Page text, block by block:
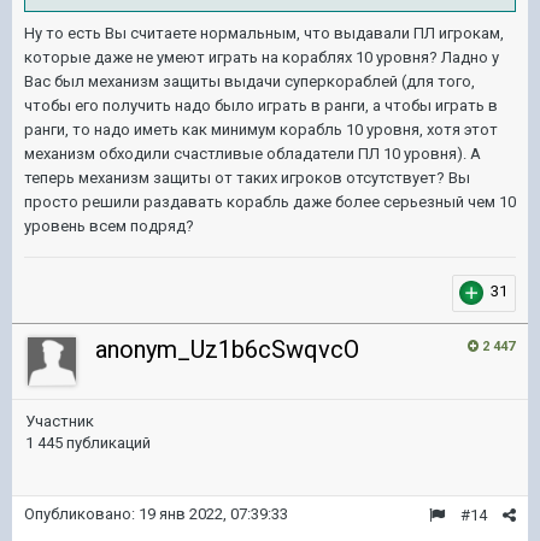
Ну то есть Вы считаете нормальным, что выдавали ПЛ игрокам,
которые даже не умеют играть на кораблях 10 уровня? Ладно у
Вас был механизм защиты выдачи суперкораблей (для того,
чтобы его получить надо было играть в ранги, а чтобы играть в
ранги, то надо иметь как минимум корабль 10 уровня, хотя этот
механизм обходили счастливые обладатели ПЛ 10 уровня). А
теперь механизм защиты от таких игроков отсутствует? Вы
просто решили раздавать корабль даже более серьезный чем 10
уровень всем подряд?
31
2 447
anonym_Uz1b6cSwqvcO
Участник
1 445 публикаций
#14
Опубликовано: 19 янв 2022, 07:39:33